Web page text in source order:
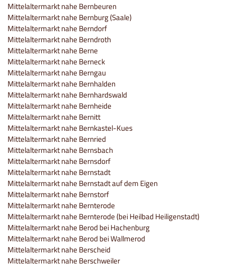
Mittelaltermarkt nahe Bernbeuren
Mittelaltermarkt nahe Bernburg (Saale)
Mittelaltermarkt nahe Berndorf
Mittelaltermarkt nahe Berndroth
Mittelaltermarkt nahe Berne
Mittelaltermarkt nahe Berneck
Mittelaltermarkt nahe Berngau
Mittelaltermarkt nahe Bernhalden
Mittelaltermarkt nahe Bernhardswald
Mittelaltermarkt nahe Bernheide
Mittelaltermarkt nahe Bernitt
Mittelaltermarkt nahe Bernkastel-Kues
Mittelaltermarkt nahe Bernried
Mittelaltermarkt nahe Bernsbach
Mittelaltermarkt nahe Bernsdorf
Mittelaltermarkt nahe Bernstadt
Mittelaltermarkt nahe Bernstadt auf dem Eigen
Mittelaltermarkt nahe Bernstorf
Mittelaltermarkt nahe Bernterode
Mittelaltermarkt nahe Bernterode (bei Heilbad Heiligenstadt)
Mittelaltermarkt nahe Berod bei Hachenburg
Mittelaltermarkt nahe Berod bei Wallmerod
Mittelaltermarkt nahe Berscheid
Mittelaltermarkt nahe Berschweiler